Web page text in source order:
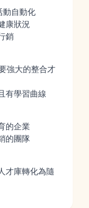
動自動化
康狀況
銷
強大的整合才
有學習曲線
的企業
的團隊
才庫轉化為隨